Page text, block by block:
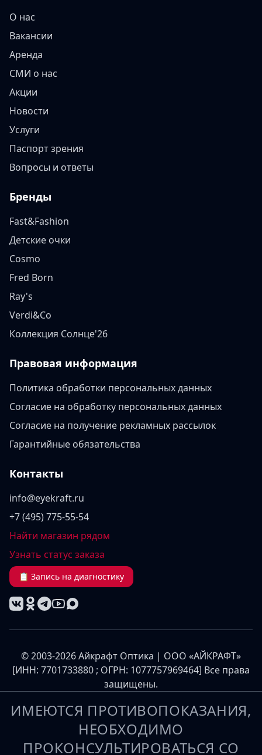
О нас
Вакансии
Аренда
СМИ о нас
Акции
Новости
Услуги
Паспорт зрения
Вопросы и ответы
Бренды
Fast&Fashion
Детские очки
Cosmo
Fred Born
Ray's
Verdi&Co
Коллекция Солнце'26
Правовая информация
Политика обработки персональных данных
Согласие на обработку персональных данных
Согласие на получение рекламных рассылок
Гарантийные обязательства
Контакты
info@eyekraft.ru
+7 (495) 775-55-54
Найти магазин рядом
Узнать статус заказа
📋 Запись на диагностику
© 2003-2026 Айкрафт Оптика | ООО «АЙКРАФТ»
[ИНН: 7701733880 ; ОГРН: 1077757969464] Все права
защищены.
ИМЕЮТСЯ ПРОТИВОПОКАЗАНИЯ,
НЕОБХОДИМО
ПРОКОНСУЛЬТИРОВАТЬСЯ СО